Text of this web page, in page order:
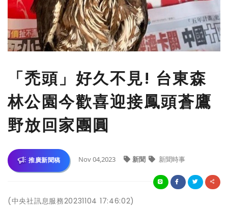
「禿頭」好久不見! 台東森
林公園今歡喜迎接鳳頭蒼鷹
野放回家團圓
推廣新聞稿 Nov 04,2023 新聞 新聞時事
(中央社訊息服務20231104 17:46:02)